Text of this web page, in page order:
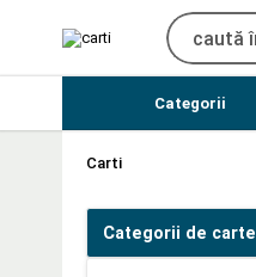
Categorii
Carti
Categorii de carte